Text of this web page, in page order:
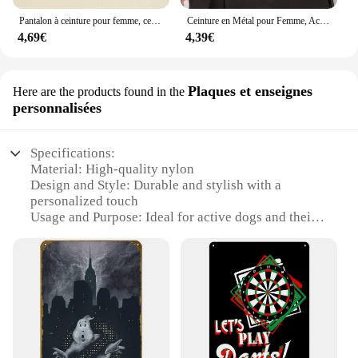
Pantalon à ceinture pour femme, ceinture creuse JoCircle, style hip hop, mode classique, taille fine, environnement
4,69€
Ceinture en Métal pour Femme, Accessoire de Décoration, Marque de Luxe, Nouvelle Collection 2024
4,39€
Here are the products found in the Plaques et enseignes
personnalisées
Specifications:
Material: High-quality nylon
Design and Style: Durable and stylish with a
personalized touch
Usage and Purpose: Ideal for active dogs and their
Typical Adaptive Scenario: Perfect for outdoor
sports and activities
Shape or Size or Weight or Quantity: Available in
various sizes to fit different breeds
Performance and Property: Water-resistant and easy
to clean